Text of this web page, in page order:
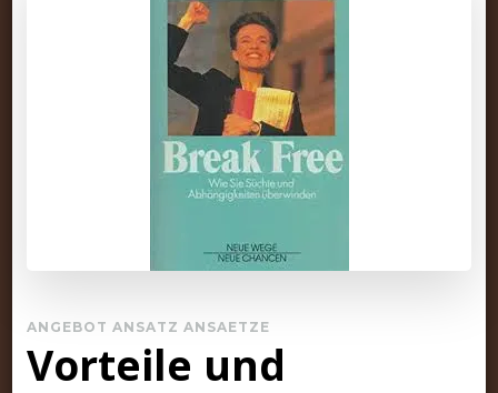
ANGEBOT ANSATZ ANSAETZE
Vorteile und